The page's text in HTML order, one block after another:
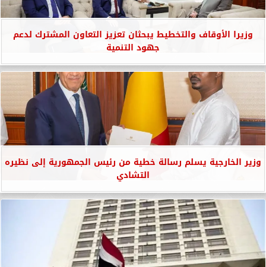
وزيرا الأوقاف والتخطيط يبحثان تعزيز التعاون المشترك لدعم
جهود التنمية
وزير الخارجية يسلم رسالة خطية من رئيس الجمهورية إلى نظيره
التشادي